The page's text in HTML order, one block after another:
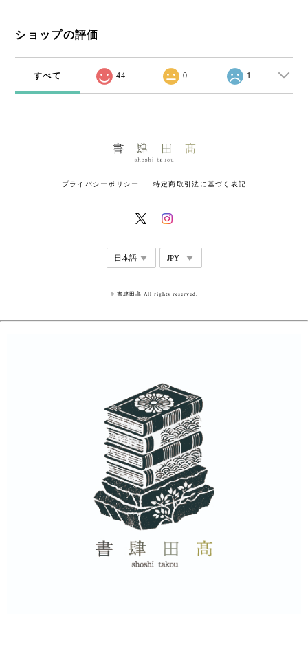
ショップの評価
すべて 44 0 1
プライバシーポリシー 特定商取引法に基づく表記
© 書肆田高 All rights reserved.